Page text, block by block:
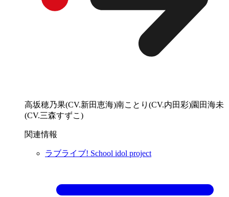
高坂穂乃果(CV.新田恵海)南ことり(CV.内田彩)園田海未
(CV.三森すずこ)
関連情報
ラブライブ! School idol project